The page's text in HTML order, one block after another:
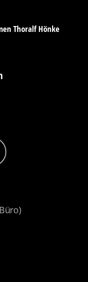
Thoralf Hönke